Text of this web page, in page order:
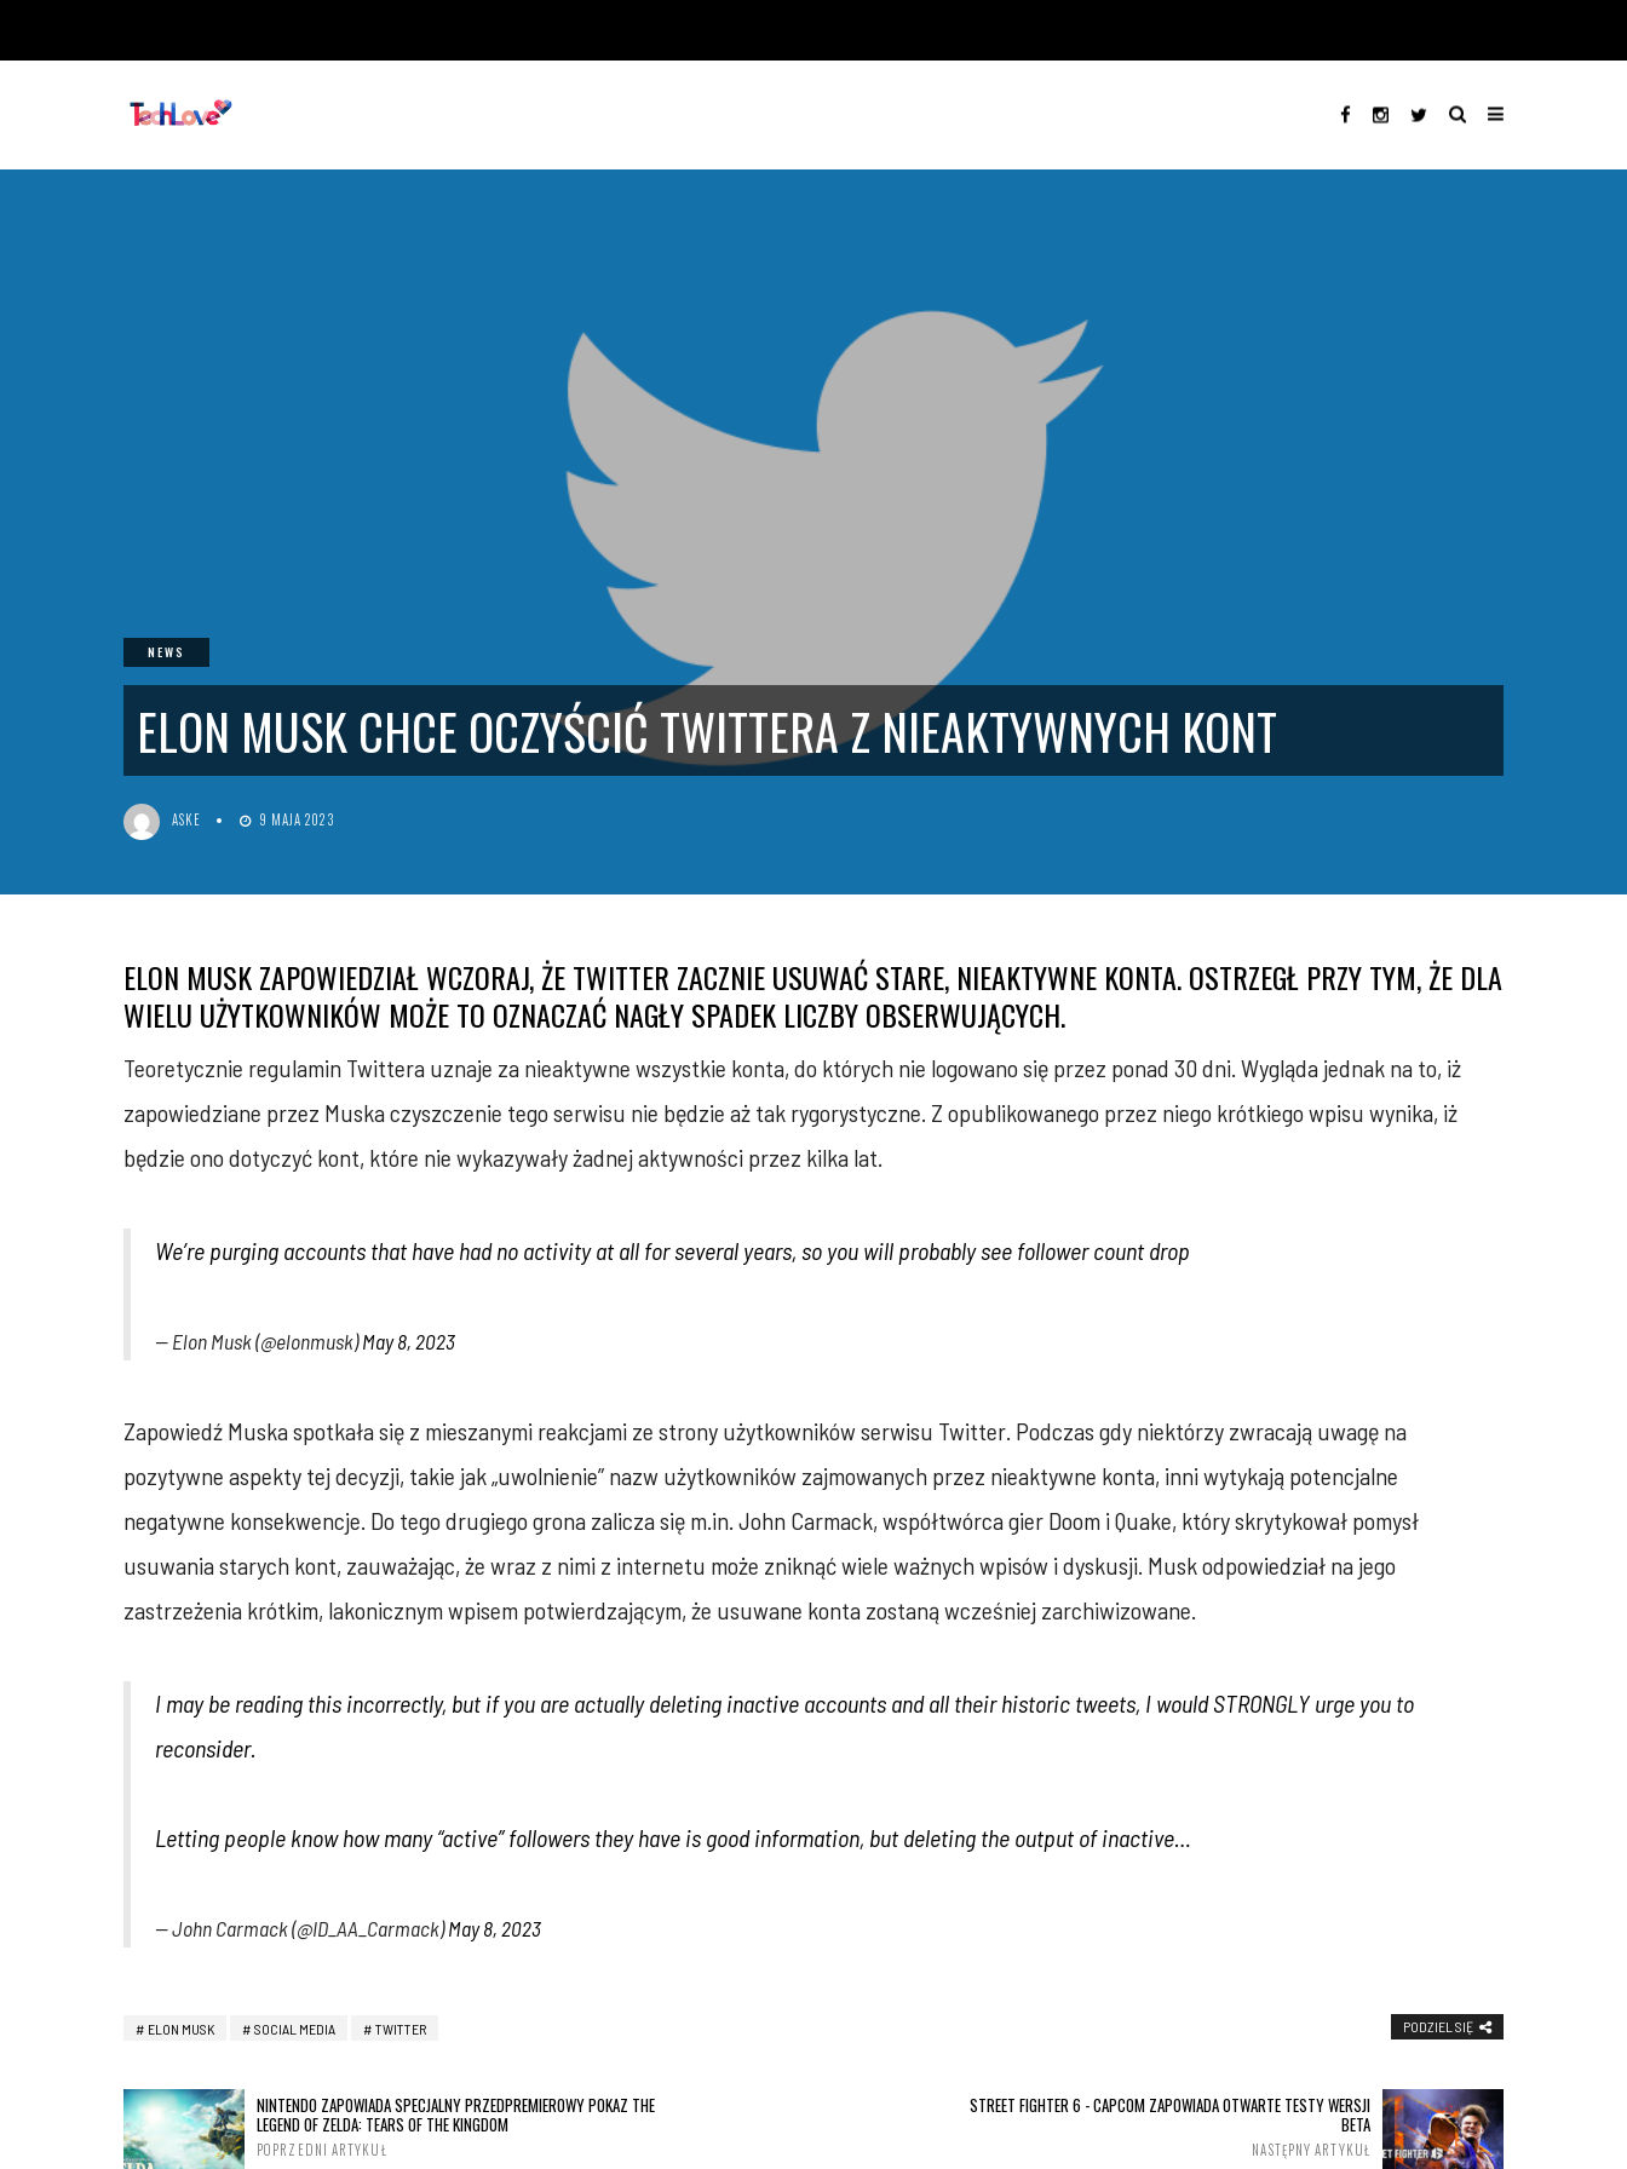
NEWS
ELON MUSK CHCE OCZYŚCIĆ TWITTERA Z NIEAKTYWNYCH KONT
ASKE 9 MAJA 2023
ELON MUSK ZAPOWIEDZIAŁ WCZORAJ, ŻE TWITTER ZACZNIE USUWAĆ STARE, NIEAKTYWNE KONTA. OSTRZEGŁ PRZY TYM, ŻE DLA
WIELU UŻYTKOWNIKÓW MOŻE TO OZNACZAĆ NAGŁY SPADEK LICZBY OBSERWUJĄCYCH.
Teoretycznie regulamin Twittera uznaje za nieaktywne wszystkie konta, do których nie logowano się przez ponad 30 dni. Wygląda jednak na to, iż
zapowiedziane przez Muska czyszczenie tego serwisu nie będzie aż tak rygorystyczne. Z opublikowanego przez niego krótkiego wpisu wynika, iż
będzie ono dotyczyć kont, które nie wykazywały żadnej aktywności przez kilka lat.
We’re purging accounts that have had no activity at all for several years, so you will probably see follower count drop
— Elon Musk (@elonmusk)May 8, 2023
Zapowiedź Muska spotkała się z mieszanymi reakcjami ze strony użytkowników serwisu Twitter. Podczas gdy niektórzy zwracają uwagę na
pozytywne aspekty tej decyzji, takie jak „uwolnienie” nazw użytkowników zajmowanych przez nieaktywne konta, inni wytykają potencjalne
negatywne konsekwencje. Do tego drugiego grona zalicza się m.in. John Carmack, współtwórca gier Doom i Quake, który skrytykował pomysł
usuwania starych kont, zauważając, że wraz z nimi z internetu może zniknąć wiele ważnych wpisów i dyskusji. Musk odpowiedział na jego
zastrzeżenia krótkim, lakonicznym wpisem potwierdzającym, że usuwane konta zostaną wcześniej zarchiwizowane.
I may be reading this incorrectly, but if you are actually deleting inactive accounts and all their historic tweets, I would STRONGLY urge you to
reconsider.
Letting people know how many “active” followers they have is good information, but deleting the output of inactive…
— John Carmack (@ID_AA_Carmack)May 8, 2023
ELON MUSK SOCIAL MEDIA TWITTER PODZIEL SIĘ
NINTENDO ZAPOWIADA SPECJALNY PRZEDPREMIEROWY POKAZ THE
LEGEND OF ZELDA: TEARS OF THE KINGDOM
POPRZEDNI ARTYKUŁ
STREET FIGHTER 6 - CAPCOM ZAPOWIADA OTWARTE TESTY WERSJI
BETA
NASTĘPNY ARTYKUŁ